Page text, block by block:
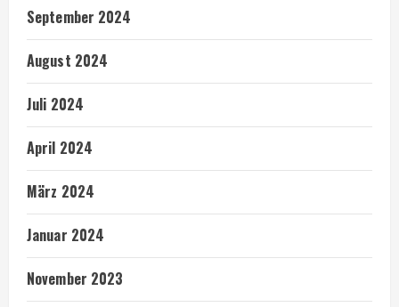
September 2024
August 2024
Juli 2024
April 2024
März 2024
Januar 2024
November 2023